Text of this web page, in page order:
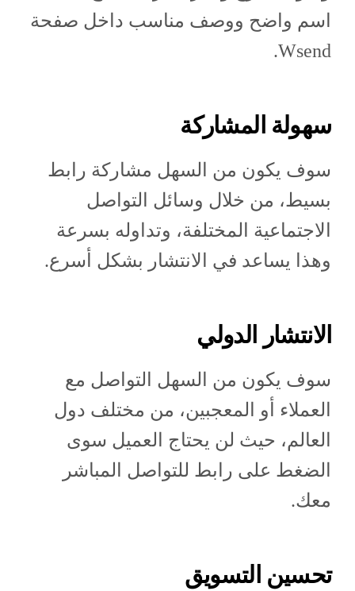
اسم واضح ووصف مناسب داخل صفحة
Wsend.
سهولة المشاركة
سوف يكون من السهل مشاركة رابط
بسيط، من خلال وسائل التواصل
الاجتماعية المختلفة، وتداوله بسرعة
وهذا يساعد في الانتشار بشكل أسرع.
الانتشار الدولي
سوف يكون من السهل التواصل مع
العملاء أو المعجبين، من مختلف دول
العالم، حيث لن يحتاج العميل سوى
الضغط على رابط للتواصل المباشر
معك.
تحسين التسويق